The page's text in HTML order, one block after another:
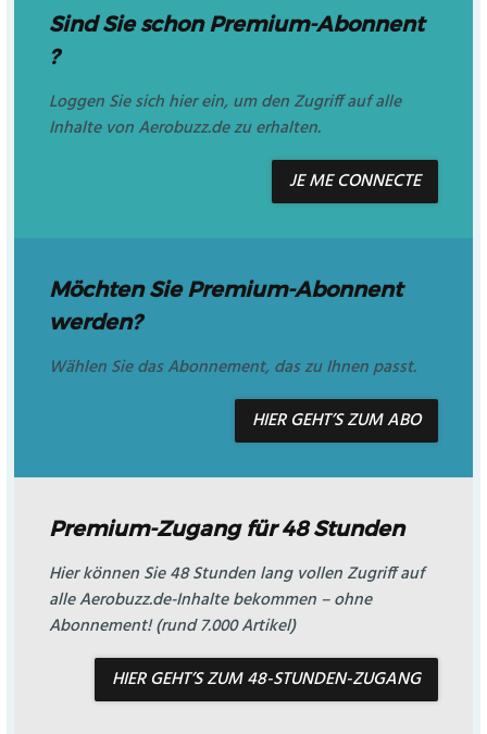
Sind Sie schon Premium-Abonnent
?
Loggen Sie sich hier ein, um den Zugriff auf alle
Inhalte von Aerobuzz.de zu erhalten.
JE ME CONNECTE
Möchten Sie Premium-Abonnent
werden?
Wählen Sie das Abonnement, das zu Ihnen passt.
HIER GEHT’S ZUM ABO
Premium-Zugang für 48 Stunden
Hier können Sie 48 Stunden lang vollen Zugriff auf
alle Aerobuzz.de-Inhalte bekommen – ohne
Abonnement! (rund 7.000 Artikel)
HIER GEHT’S ZUM 48-STUNDEN-ZUGANG